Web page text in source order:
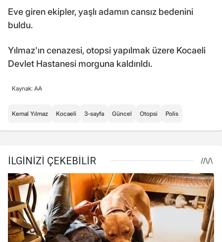
Eve giren ekipler, yaşlı adamın cansız bedenini
buldu.
Yılmaz'ın cenazesi, otopsi yapılmak üzere Kocaeli
Devlet Hastanesi morguna kaldırıldı.
Kaynak: AA
Kemal Yılmaz Kocaeli 3-sayfa Güncel Otopsi Polis